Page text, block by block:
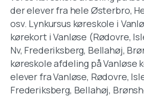
der elever fra hele Østerbro,
osv. Lynkursus køreskole i
kørekort i Vanløse (Rødovre,
Nv, Frederiksberg, Bellahøj,
køreskole afdeling på Vanløse
elever fra Vanløse, Rødovre,
Frederiksberg, Bellahøj,